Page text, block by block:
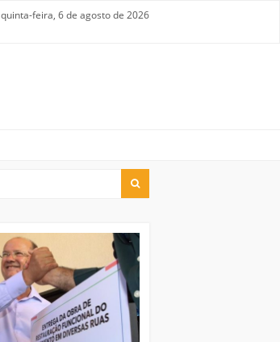
quinta-feira, 6 de agosto de 2026